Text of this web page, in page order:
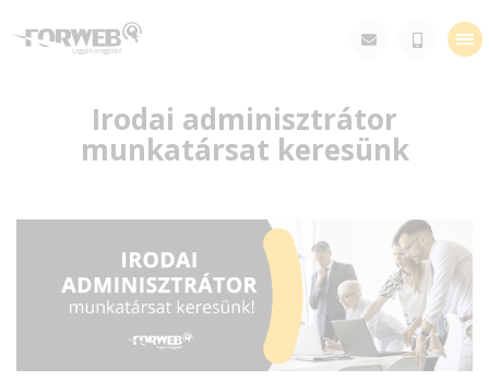
Irodai adminisztrátor
munkatársat keresünk